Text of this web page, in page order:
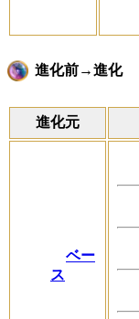
進化前→進化
進化元
ベー
ス